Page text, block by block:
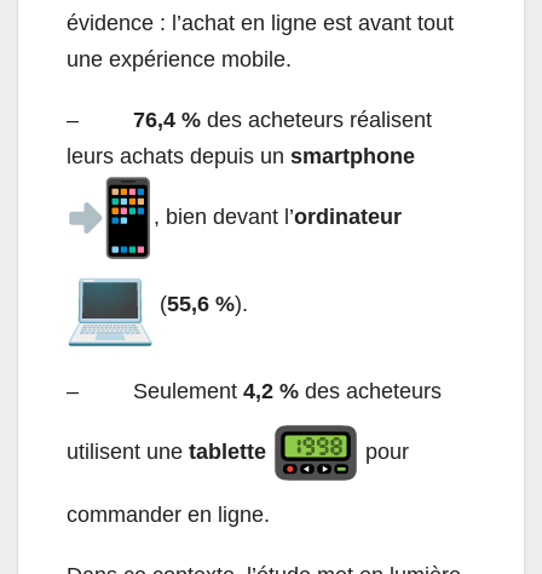
évidence : l’achat en ligne est avant tout
une expérience mobile.
– 76,4 % des acheteurs réalisent
leurs achats depuis un smartphone
, bien devant l’ordinateur
(55,6 %).
– Seulement 4,2 % des acheteurs
utilisent une tablette pour
commander en ligne.